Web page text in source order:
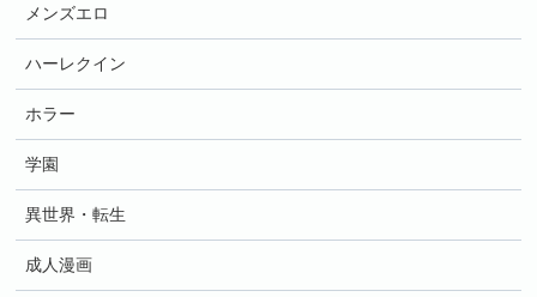
メンズエロ
ハーレクイン
ホラー
学園
異世界・転生
成人漫画